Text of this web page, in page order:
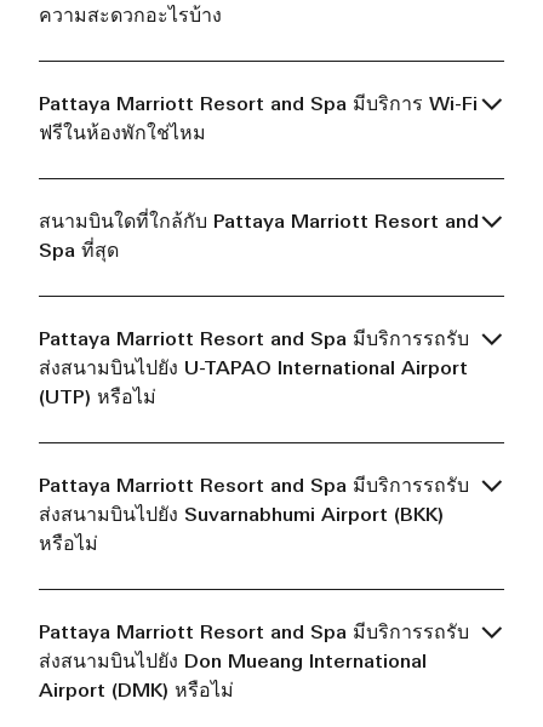
ความสะดวกอะไรบ้าง
Pattaya Marriott Resort and Spa มีบริการ Wi-Fi
ฟรีในห้องพักใช่ไหม
สนามบินใดที่ใกล้กับ Pattaya Marriott Resort and
Spa ที่สุด
Pattaya Marriott Resort and Spa มีบริการรถรับ
ส่งสนามบินไปยัง U-TAPAO International Airport
(UTP) หรือไม่
Pattaya Marriott Resort and Spa มีบริการรถรับ
ส่งสนามบินไปยัง Suvarnabhumi Airport (BKK)
หรือไม่
Pattaya Marriott Resort and Spa มีบริการรถรับ
ส่งสนามบินไปยัง Don Mueang International
Airport (DMK) หรือไม่